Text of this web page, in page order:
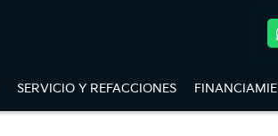
SERVICIO Y REFACCIONES